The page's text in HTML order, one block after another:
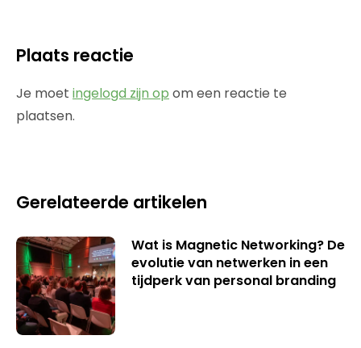
Plaats reactie
Je moet ingelogd zijn op om een reactie te
plaatsen.
Gerelateerde artikelen
Wat is Magnetic Networking? De
evolutie van netwerken in een
tijdperk van personal branding